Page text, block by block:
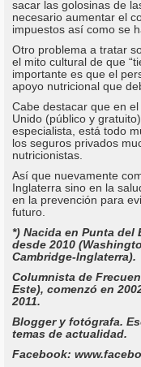
sacar las golosinas de
necesario aumentar el
impuestos así como se
Otro problema a tratar
el mito cultural de que
importante es que el
apoyo nutricional que
Cabe destacar que en
Unido (público y
especialista, está todo
los seguros privados
nutricionistas.
Así que nuevamente
Inglaterra sino en la
en la prevención para
futuro.
*) Nacida en Punta del
desde 2010
Cambridge-Inglaterra).
Columnista de
Este), comenzó en
2011.
Blogger y fotógrafa.
temas de actualidad.
Facebook: